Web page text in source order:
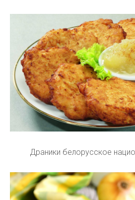
Драники белорусское